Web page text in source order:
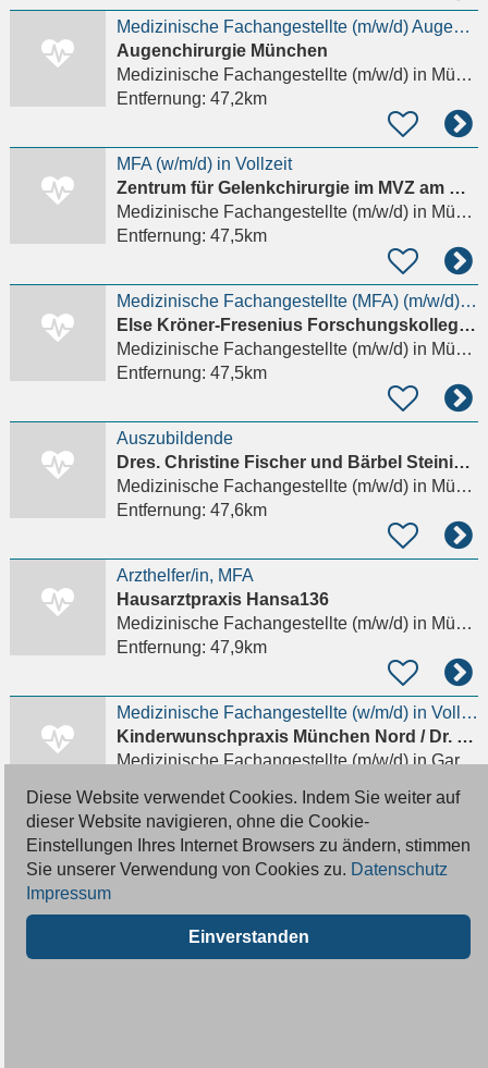
Medizinische Fachangestellte (m/w/d) Augenoptiker (m/w/d) PTA (m/w/d) Vollzeit / Teilzeit
Augenchirurgie München
Medizinische Fachangestellte (m/w/d)in München, Maxvorstadt
Entfernung: 47,2km
MFA (w/m/d) in Vollzeit
Zentrum für Gelenkchirurgie im MVZ am Nordbad
Medizinische Fachangestellte (m/w/d)in München, Schwabing-West
Entfernung: 47,5km
Medizinische Fachangestellte (MFA) (m/w/d) für unsere Psychiatrische Ambulanz (kein Schicht- und
Else Kröner-Fresenius Forschungskolleg Translationale Psychiatrie
Medizinische Fachangestellte (m/w/d)in München, Schwabing-West
Entfernung: 47,5km
Auszubildende
Dres. Christine Fischer und Bärbel Steininger GbR Fachärzte für Allgemeinmedizin
Medizinische Fachangestellte (m/w/d)in München, Sendling-Westpark
Entfernung: 47,6km
Arzthelfer/in, MFA
Hausarztpraxis Hansa136
Medizinische Fachangestellte (m/w/d)in München, Sendling-Westpark
Entfernung: 47,9km
Medizinische Fachangestellte (w/m/d) in Vollzeit (mind. 35h) ab Oktober 2026
Kinderwunschpraxis München Nord / Dr. med. Judith Rattenhuber
Medizinische Fachangestellte (m/w/d)in Garching bei München, Hochbrück
Medizinische Fachangestellte (m/w/d)
Orthopädie Brienner Staße
Diese Website verwendet Cookies. Indem Sie weiter auf
dieser Website navigieren, ohne die Cookie-
Einstellungen Ihres Internet Browsers zu ändern, stimmen
Sie unserer Verwendung von Cookies zu. Datenschutz
Impressum
Einverstanden